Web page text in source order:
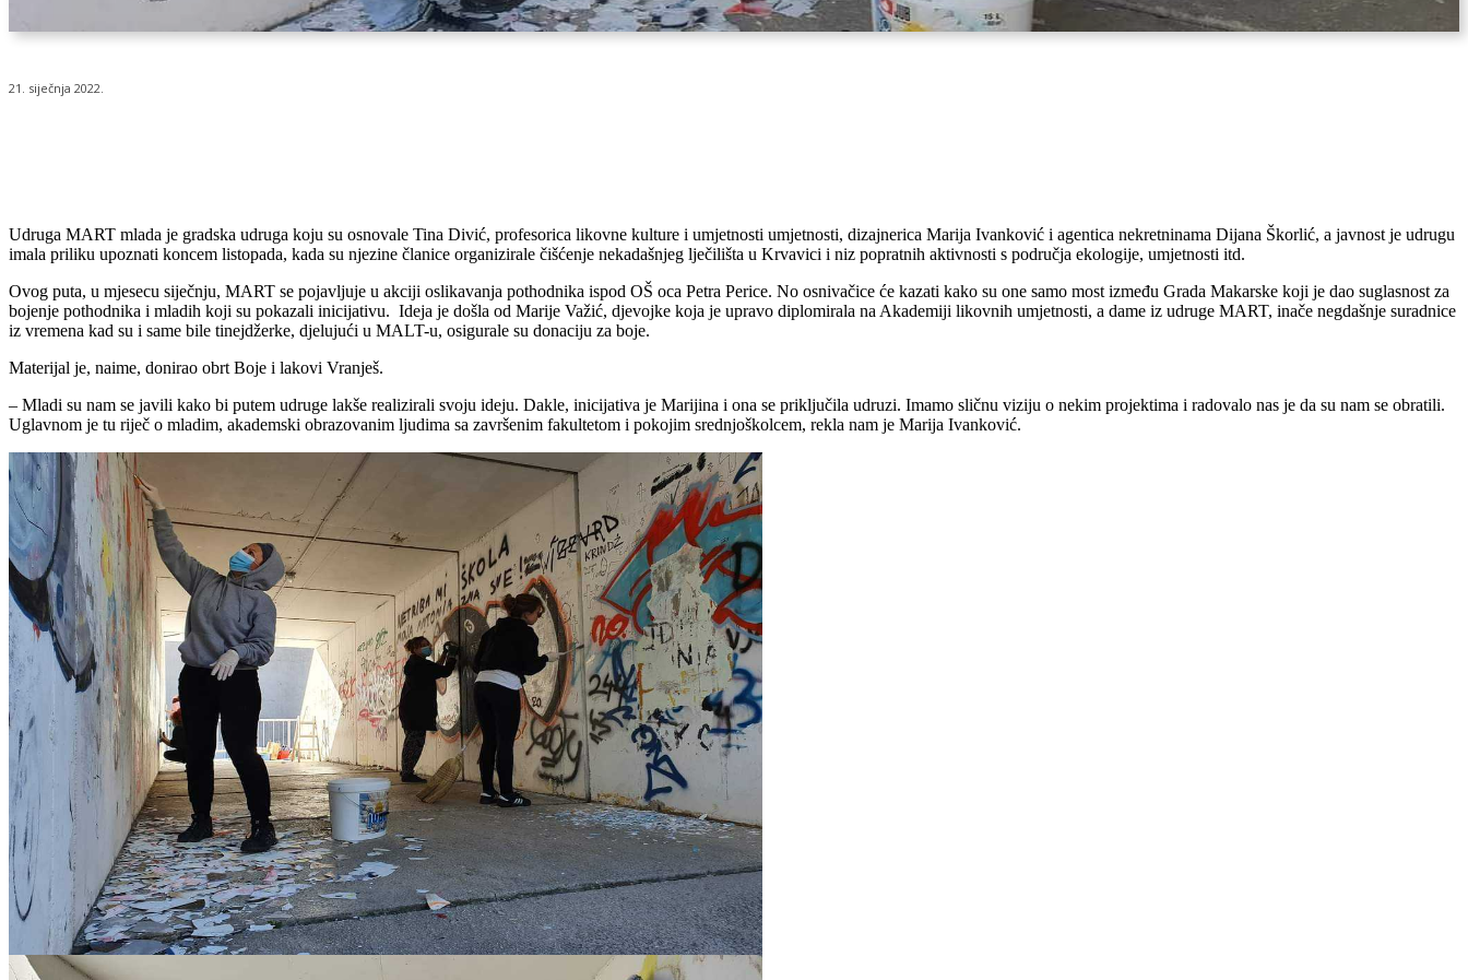
21. siječnja 2022.
Udruga MART mlada je gradska udruga koju su osnovale Tina Divić, profesorica likovne kulture i umjetnosti umjetnosti, dizajnerica Marija Ivanković i agentica nekretninama Dijana Škorlić, a javnost je udrugu
imala priliku upoznati koncem listopada, kada su njezine članice organizirale čišćenje nekadašnjeg lječilišta u Krvavici i niz popratnih aktivnosti s područja ekologije, umjetnosti itd.
Ovog puta, u mjesecu siječnju, MART se pojavljuje u akciji oslikavanja pothodnika ispod OŠ oca Petra Perice. No osnivačice će kazati kako su one samo most između Grada Makarske koji je dao suglasnost za
bojenje pothodnika i mladih koji su pokazali inicijativu. Ideja je došla od Marije Važić, djevojke koja je upravo diplomirala na Akademiji likovnih umjetnosti, a dame iz udruge MART, inače negdašnje suradnice
iz vremena kad su i same bile tinejdžerke, djelujući u MALT-u, osigurale su donaciju za boje.
Materijal je, naime, donirao obrt Boje i lakovi Vranješ.
– Mladi su nam se javili kako bi putem udruge lakše realizirali svoju ideju. Dakle, inicijativa je Marijina i ona se priključila udruzi. Imamo sličnu viziju o nekim projektima i radovalo nas je da su nam se obratili.
Uglavnom je tu riječ o mladim, akademski obrazovanim ljudima sa završenim fakultetom i pokojim srednjoškolcem, rekla nam je Marija Ivanković.
FB_IMG_1642780471790